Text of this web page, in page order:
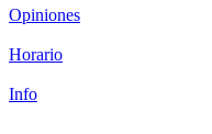
Opiniones
Horario
Info